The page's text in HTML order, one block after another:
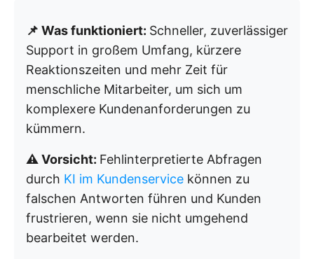
📌 Was funktioniert: Schneller, zuverlässiger
Support in großem Umfang, kürzere
Reaktionszeiten und mehr Zeit für
menschliche Mitarbeiter, um sich um
komplexere Kundenanforderungen zu
kümmern.
⚠️ Vorsicht: Fehlinterpretierte Abfragen
durch KI im Kundenservice können zu
falschen Antworten führen und Kunden
frustrieren, wenn sie nicht umgehend
bearbeitet werden.